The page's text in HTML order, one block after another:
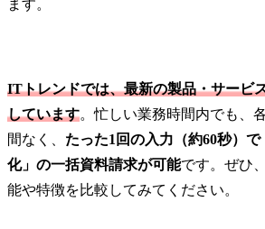
ます。
ITトレンドでは、最新の製品・サービ
しています。忙しい業務時間内でも、
間なく、 たった1回の入力（約60秒）
化」の一括資料請求が可能です。ぜひ
能や特徴を比較してみてください。